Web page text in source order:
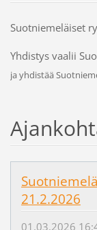
Suotniemeläiset
Yhdistys vaalii
ja yhdistää
21.2.2026
01.03.2026